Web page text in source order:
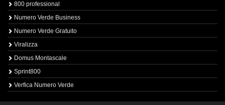
800 professional
Numero Verde Business
Numero Verde Gratuito
Viralizza
Domus Montascale
Sprint800
Verfica Numero Verde